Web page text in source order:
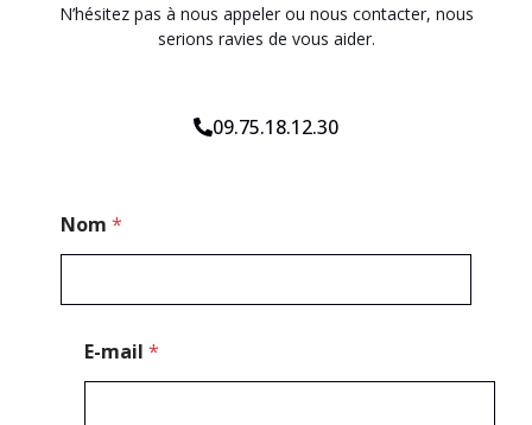
N’hésitez pas à nous appeler ou nous contacter, nous
serions ravies de vous aider.
09.75.18.12.30
Nom *
E-mail *